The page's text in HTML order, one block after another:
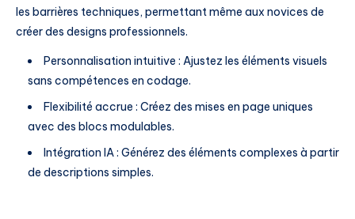
les barrières techniques, permettant même aux novices de
créer des designs professionnels.
Personnalisation intuitive : Ajustez les éléments visuels
sans compétences en codage.
Flexibilité accrue : Créez des mises en page uniques
avec des blocs modulables.
Intégration IA : Générez des éléments complexes à partir
de descriptions simples.